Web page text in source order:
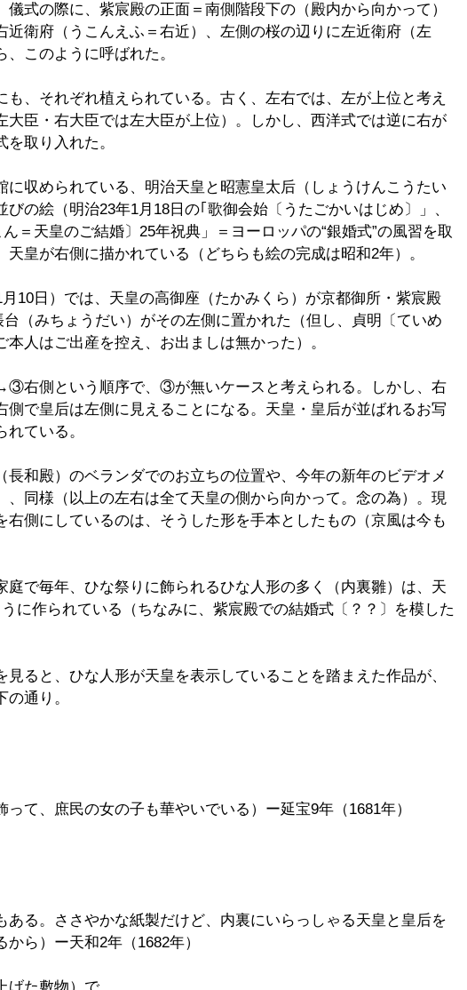
儀式の際に、紫宸殿の正面＝南側階段下の（殿内から向かって）
近衛府（うこんえふ＝右近）、左側の桜の辺りに左近衛府（左
このように呼ばれた。
、それぞれ植えられている。古く、左右では、左が上位と考え
大臣・右大臣では左大臣が上位）。しかし、西洋式では逆に右が
取り入れた。
に収められている、明治天皇と昭憲皇太后（しょうけんこうたい
の絵（明治23年1月18日の｢歌御会始〔うたごかいはじめ〕」、
＝天皇のご結婚〕25年祝典」＝ヨーロッパの“銀婚式”の風習を取
皇が右側に描かれている（どちらも絵の完成は昭和2年）。
10日）では、天皇の高御座（たかみくら）が京都御所・紫宸殿
台（みちょうだい）がその左側に置かれた（但し、貞明〔ていめ
人はご出産を控え、お出ましは無かった）。
側という順序で、③が無いケースと考えられる。しかし、右
側で皇后は左側に見えることになる。天皇・皇后が並ばれるお写
ている。
長和殿）のベランダでのお立ちの位置や、今年の新年のビデオメ
、同様（以上の左右は全て天皇の側から向かって。念の為）。現
右側にしているのは、そうした形を手本としたもの（京風は今も
庭で毎年、ひな祭りに飾られるひな人形の多く（内裏雛）は、天
に作られている（ちなみに、紫宸殿での結婚式〔？？〕を模した
ると、ひな人形が天皇を表示していることを踏まえた作品が、
通り。
って、庶民の女の子も華やいでいる）ー延宝9年（1681年）
ある。ささやかな紙製だけど、内裏にいらっしゃる天皇と皇后を
ら）ー天和2年（1682年）